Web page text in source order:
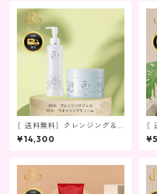
〖送料無料〗クレンジング＆
洗顔セット
¥14,300
〖
リ